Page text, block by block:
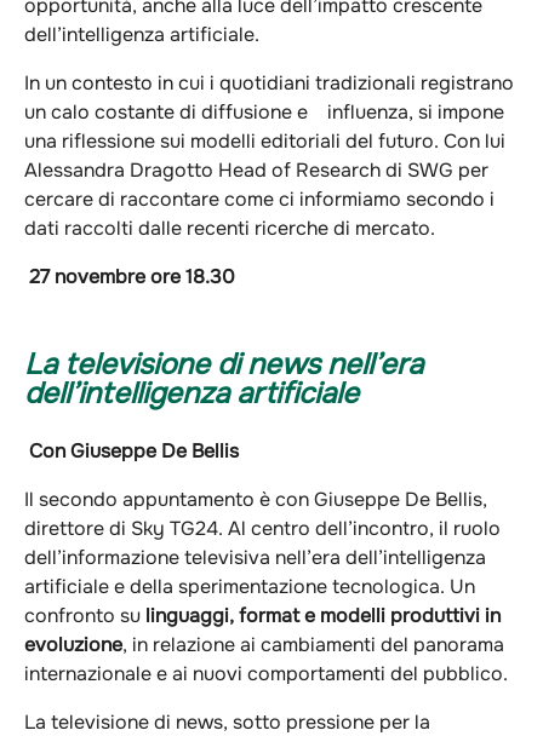
opportunità, anche alla luce dell’impatto crescente
dell’intelligenza artificiale.
In un contesto in cui i quotidiani tradizionali registrano
un calo costante di diffusione e influenza, si impone
una riflessione sui modelli editoriali del futuro. Con lui
Alessandra Dragotto Head of Research di SWG per
cercare di raccontare come ci informiamo secondo i
dati raccolti dalle recenti ricerche di mercato.
27 novembre ore 18.30
La televisione di news nell’era
dell’intelligenza artificiale
Con Giuseppe De Bellis
Il secondo appuntamento è con Giuseppe De Bellis,
direttore di Sky TG24. Al centro dell’incontro, il ruolo
dell’informazione televisiva nell’era dell’intelligenza
artificiale e della sperimentazione tecnologica. Un
confronto su linguaggi, format e modelli produttivi in
evoluzione, in relazione ai cambiamenti del panorama
internazionale e ai nuovi comportamenti del pubblico.
La televisione di news, sotto pressione per la